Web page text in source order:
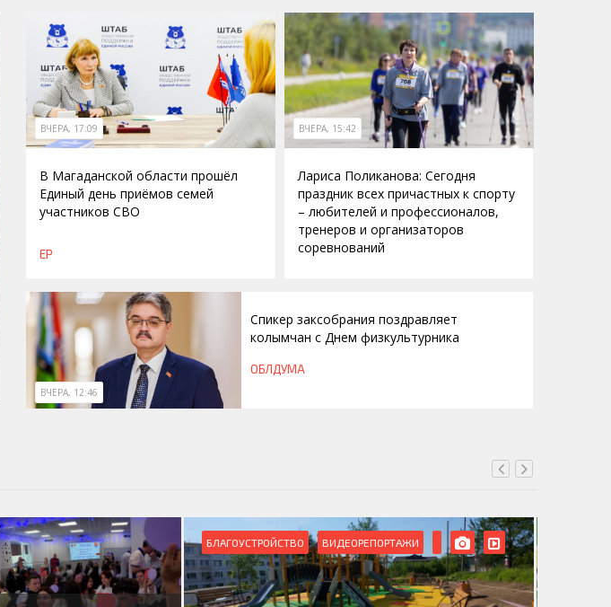
ВЧЕРА, 17:09
В Магаданской области прошёл
Единый день приёмов семей
участников СВО
ЕР
ВЧЕРА, 15:42
Лариса Поликанова: Сегодня
праздник всех причастных к спорту
– любителей и профессионалов,
тренеров и организаторов
соревнований
ВЧЕРА, 12:46
Спикер заксобрания поздравляет
колымчан с Днем физкультурника
ОБЛДУМА
БЛАГОУСТРОЙСТВО ВИДЕОРЕПОРТАЖИ